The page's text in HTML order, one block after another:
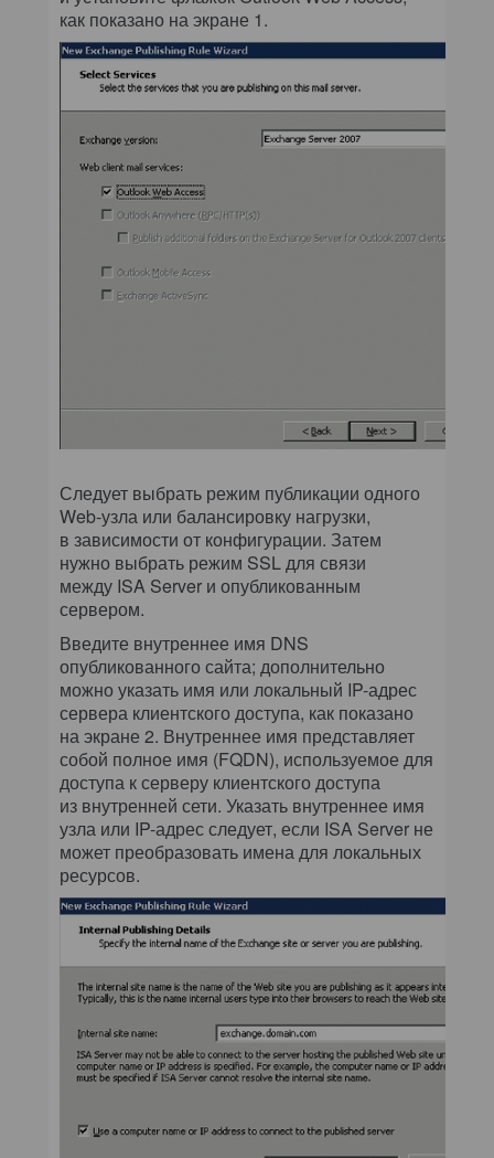
как показано на экране 1.
Следует выбрать режим публикации одного
Web-узла или балансировку нагрузки,
в зависимости от конфигурации. Затем
нужно выбрать режим SSL для связи
между ISA Server и опубликованным
сервером.
Введите внутреннее имя DNS
опубликованного сайта; дополнительно
можно указать имя или локальный IP-адрес
сервера клиентского доступа, как показано
на экране 2. Внутреннее имя представляет
собой полное имя (FQDN), используемое для
доступа к серверу клиентского доступа
из внутренней сети. Указать внутреннее имя
узла или IP-адрес следует, если ISA Server не
может преобразовать имена для локальных
ресурсов.